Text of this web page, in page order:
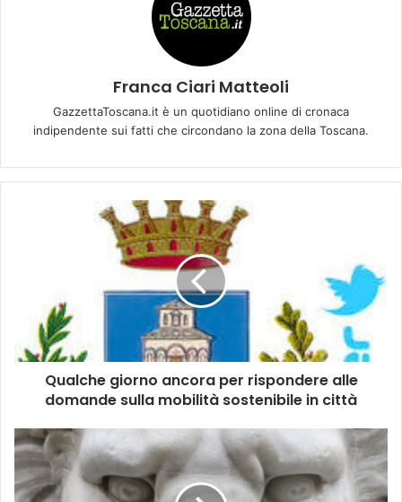
Franca Ciari Matteoli
GazzettaToscana.it è un quotidiano online di cronaca
indipendente sui fatti che circondano la zona della Toscana.
i
o
a
n
c
Qualche giorno ancora per rispondere alle
domande sulla mobilità sostenibile in città
L
a
f
o